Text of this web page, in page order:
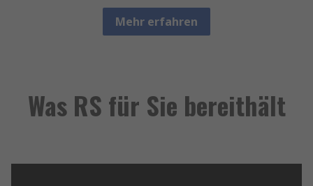
Mehr erfahren
Was RS für Sie bereithält